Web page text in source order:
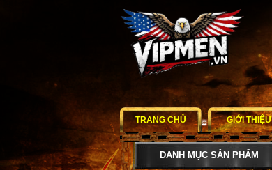
TRANG CHỦ GIỚI THIỆU
DANH MỤC SẢN PHẨM